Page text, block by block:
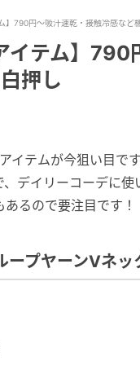
】790円〜吸汗速乾・接触冷感など
イテム】
押し
イテムが今狙い目で
デイリーコーデに
るので要注目です！
プヤーンVネッ